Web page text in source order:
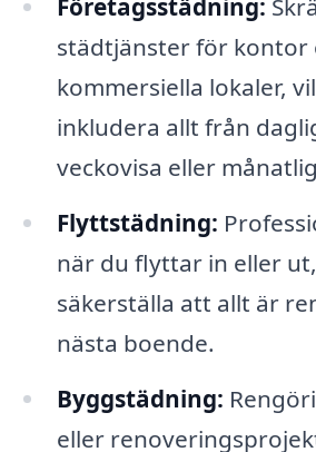
Företagsstädning:
städtjänster för kontor
kommersiella lokaler,
inkludera allt från
veckovisa eller
Flyttstädning:
när du flyttar in eller
säkerställa att allt är
nästa boende.
Byggstädning:
eller